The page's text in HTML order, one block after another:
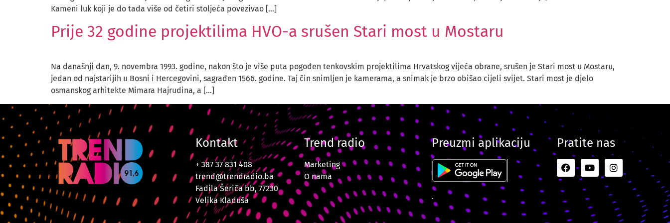
Kameni luk koji je do tada više od četiri stoljeća povezivao […]
Prije 32 godine projektilima HVO-a srušen Stari most u Mostaru
Na današnji dan, 9. novembra 1993. godine, nakon što je više puta pogođen tenkovskim projektilima Hrvatskog vijeća obrane, srušen je Stari most u Mostaru,
jedan od najstarijih u Bosni i Hercegovini, sagrađen 1566. godine. Taj čin snimljen je kamerama, a snimak je brzo obišao cijeli svijet. Stari most je djelo
osmanskog arhitekte Mimara Hajrudina, a […]
Kontakt
+ 387 37 831 408
trend@trendradio.ba
Fadila Šeriča bb, 77230
Velika Kladuša
Trend radio
Marketing
O nama
Preuzmi aplikaciju Pratite nas